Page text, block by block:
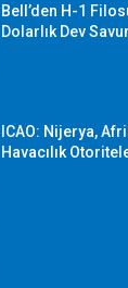
Bell’den H-1
Dolarlık Dev
ICAO: Nijerya,
Havacılık